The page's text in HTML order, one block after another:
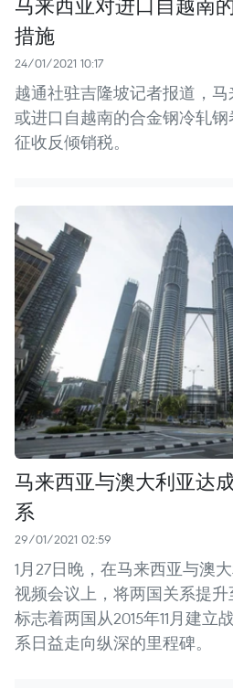
措施
24/01/2021 10:17
越通社驻吉隆坡记者报道，
或进口自越南的合金钢冷轧
征收反倾销税。
马来西亚与澳大利亚达
系
29/01/2021 02:59
1月27日晚，在马来西亚与澳
视频会议上，将两国关系提升
标志着两国从2015年11月建立
系日益走向纵深的里程碑。